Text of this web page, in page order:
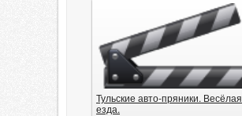
Тульские авто-пряники. Весёлая
езда.